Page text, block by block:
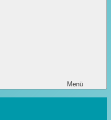
Menü